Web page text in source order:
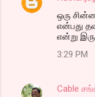
ஒரு
என்பது
என்று
3:29 PM
Cable